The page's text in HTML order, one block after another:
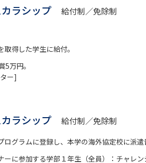
ラシップ 給付制／免除制
得した学生に給付。
5万円。
ー]
ラシップ 給付制／免除制
ログラムに登録し、本学の海外協定校に派
ーに参加する学部１年生（全員）：チャレ